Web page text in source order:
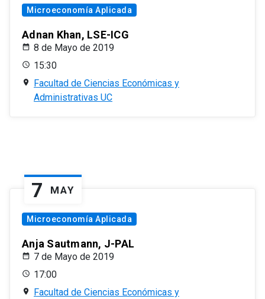
Microeconomía Aplicada
Adnan Khan, LSE-ICG
8 de Mayo de 2019
15:30
Facultad de Ciencias Económicas y
Administrativas UC
7 MAY
Microeconomía Aplicada
Anja Sautmann, J-PAL
7 de Mayo de 2019
17:00
Facultad de Ciencias Económicas y